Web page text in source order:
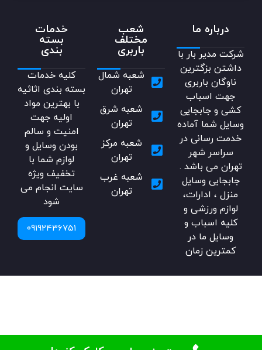
درباره ما
شرکت مدیر بار با
داشتن بزگترین
ناوگان باربری
جهت اسباب
کشی و جابجایی
وسایل شما آماده
خدمت رسانی در
سراسر شهر
تهران می باشد .
جابجایی وسایل
منزل ، ادارات،
لوازم ورزشی و
کلیه اسباب و
وسایل ما در
کمترین زمان
شعب
مختلف
باربری
شعبه شمال
تهران
شعبه شرق
تهران
شعبه مرکز
تهران
شعبه غرب
تهران
خدمات
بسته
بندی
کلیه خدمات
بسته بندی اثاثیه
با بهترین مواد
اولیه جهت
امنیت و سالم
بودن وسایل و
لوازم شما با
تخفیف ویژه
سایت انجام می
شود
09192436751